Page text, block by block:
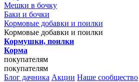
Мешки в бочку
Баки и бочки
Кормовые добавки и поилки
Кормовые добавки и поилки
Кормушки, поилки
Корма
покупателям
покупателям
Блог дачника Акции Наше сообщество